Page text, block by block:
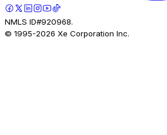
NMLS ID#920968.
© 1995-2026 Xe Corporation Inc.